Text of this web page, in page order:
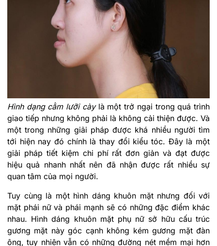
Hình dạng cằm lưỡi càylà một trở ngại trong quá trình
giao tiếp nhưng không phải là không cải thiện được. Và
một trong những giải pháp được khá nhiều người tìm
tới hiện nay đó chính là thay đổi kiểu tóc. Đây là một
giải pháp tiết kiệm chi phí rất đơn giản và đạt được
hiệu quả nhanh nhất nên đã nhận được rất nhiều sự
quan tâm của mọi người.
Tuy cùng là một hình dáng khuôn mặt nhưng đối với
mặt phái nữ và phái mạnh sẽ có những đặc điểm khác
nhau. Hình dáng khuôn mặt phụ nữ sở hữu cấu trúc
gương mặt này góc cạnh không kém gương mặt đàn
ông, tuy nhiên vẫn có những đường nét mềm mại hơn